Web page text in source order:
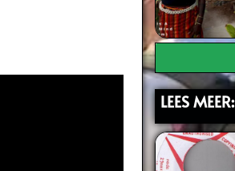
LEES MEER: